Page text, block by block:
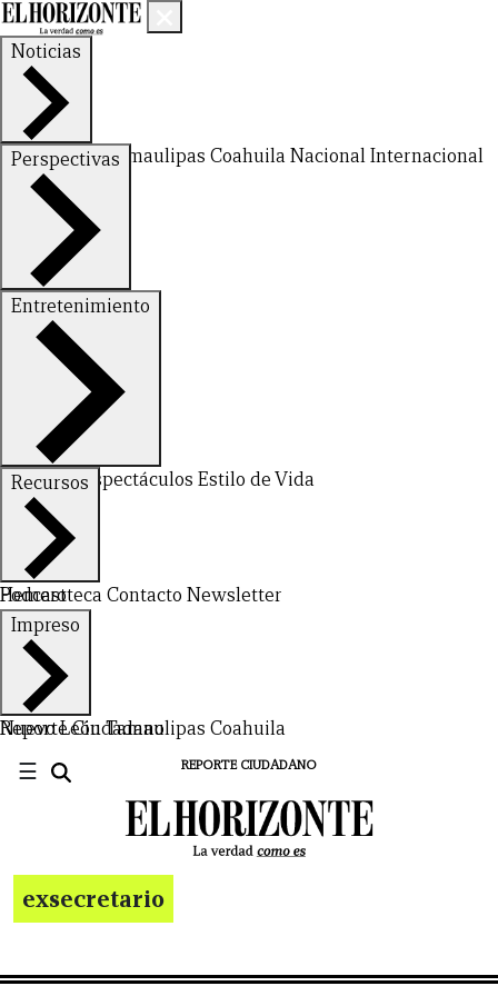
Noticias
Nuevo LeónTamaulipas Coahuila NacionalInternacional
Perspectivas
FinanzasOpinión
Entretenimiento
DeportesEspectáculos Estilo de Vida
Recursos
Hemeroteca Contacto Newsletter
Podcast
Impreso
Nuevo LeónTamaulipas Coahuila
Reporte Ciudadano
☰ REPORTE CIUDADANO
exsecretario